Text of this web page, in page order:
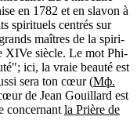
en 1782 et en sla­von à
spi­ri­tuels cen­trés sur
maîtres de la spi­ri­
XIVe siècle. Le mot Phi­
ici, la vraie beauté est
sera ton cœur (Мф.
de Jean Gouillard est
concer­nant la Prière de